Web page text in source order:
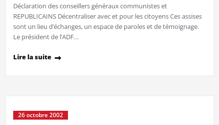
Déclaration des conseillers généraux communistes et
REPUBLICAINS Décentraliser avec et pour les citoyens Ces assises
sont un lieu d’échanges, un espace de paroles et de témoignage.
Le président de l’ADF…
Lire la suite
26 octobre 2002